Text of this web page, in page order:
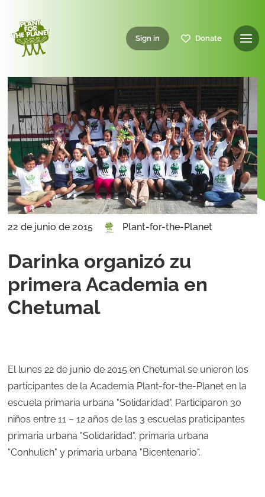
Sign in Donate
22 de junio de 2015 Plant-for-the-Planet
Darinka organizó zu
primera Academia en
Chetumal
El lunes 22 de junio de 2015 en Chetumal se unieron los
participantes de la Academia Plant-for-the-Planet en la
escuela primaria urbana "Solidaridad". Participaron 30
niños entre 11 – 12 años de las 3 escuelas praticipantes
primaria urbana "Solidaridad", primaria urbana
"Conhulich" y primaria urbana "Bicentenario".